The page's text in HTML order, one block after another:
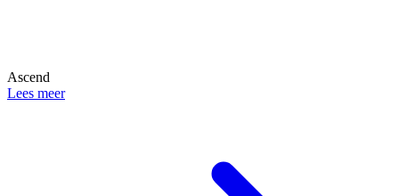
Ascend
Lees meer